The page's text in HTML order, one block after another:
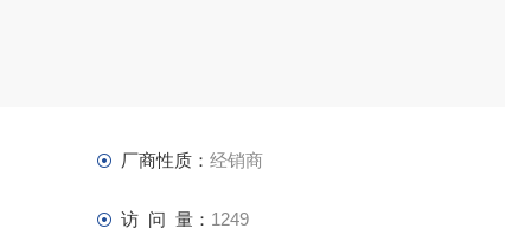
厂商性质： 经销商
访 问 量： 1249